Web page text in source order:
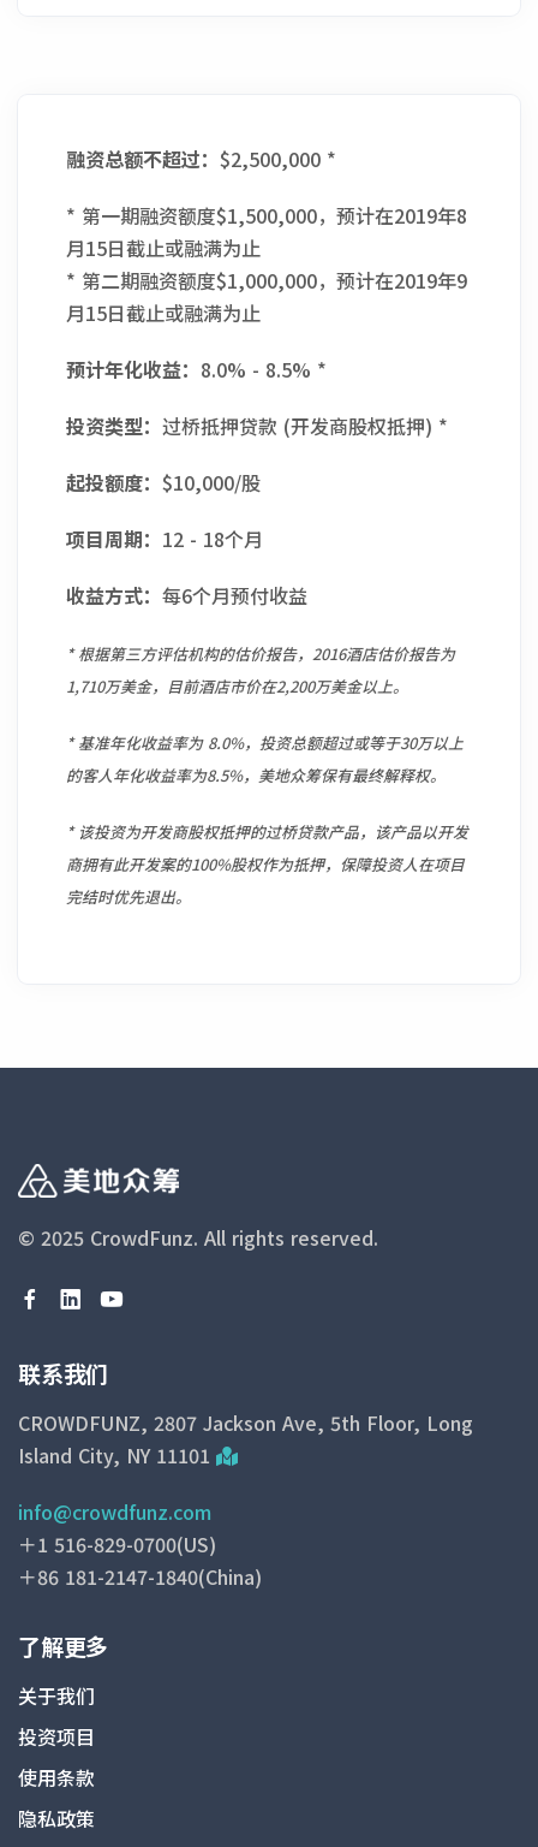
融资总额不超过： $2,500,000 *
* 第一期融资额度$1,500,000，预计在2019年8
月15日截止或融满为止
* 第二期融资额度$1,000,000，预计在2019年9
月15日截止或融满为止
预计年化收益： 8.0% - 8.5% *
投资类型： 过桥抵押贷款 (开发商股权抵押) *
起投额度： $10,000/股
项目周期： 12 - 18个月
收益方式： 每6个月预付收益
* 根据第三方评估机构的估价报告，2016酒店估价报告为
1,710万美金，目前酒店市价在2,200万美金以上。
* 基准年化收益率为 8.0%，投资总额超过或等于30万以上
的客人年化收益率为8.5%，美地众筹保有最终解释权。
* 该投资为开发商股权抵押的过桥贷款产品，该产品以开发
商拥有此开发案的100%股权作为抵押，保障投资人在项目
完结时优先退出。
© 2025 CrowdFunz. All rights reserved.
联系我们
CROWDFUNZ, 2807 Jackson Ave, 5th Floor, Long
Island City, NY 11101
info@crowdfunz.com
＋1 516-829-0700(US)
＋86 181-2147-1840(China)
了解更多
关于我们
投资项目
使用条款
隐私政策